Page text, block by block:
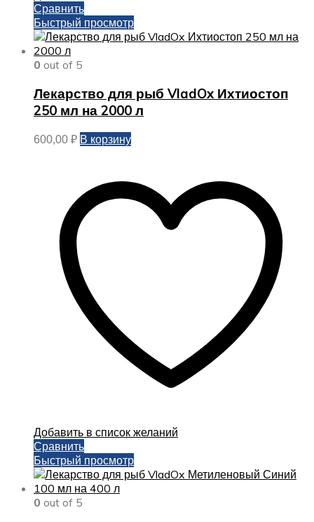
Сравнить
Быстрый просмотр
0 out of 5
Лекарство для рыб VladOx Ихтиостоп
250 мл на 2000 л
600,00 ₽ В корзину
Добавить в список желаний
Сравнить
Быстрый просмотр
0 out of 5